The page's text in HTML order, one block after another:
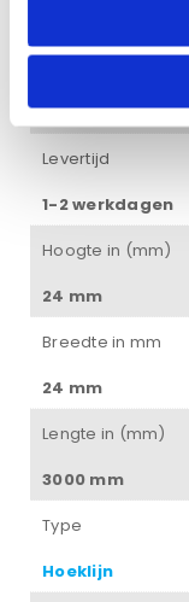
wit
Levertijd
1-2 werkdagen
Hoogte in (mm)
24 mm
Breedte in mm
24 mm
Lengte in (mm)
3000 mm
Type
Hoeklijn